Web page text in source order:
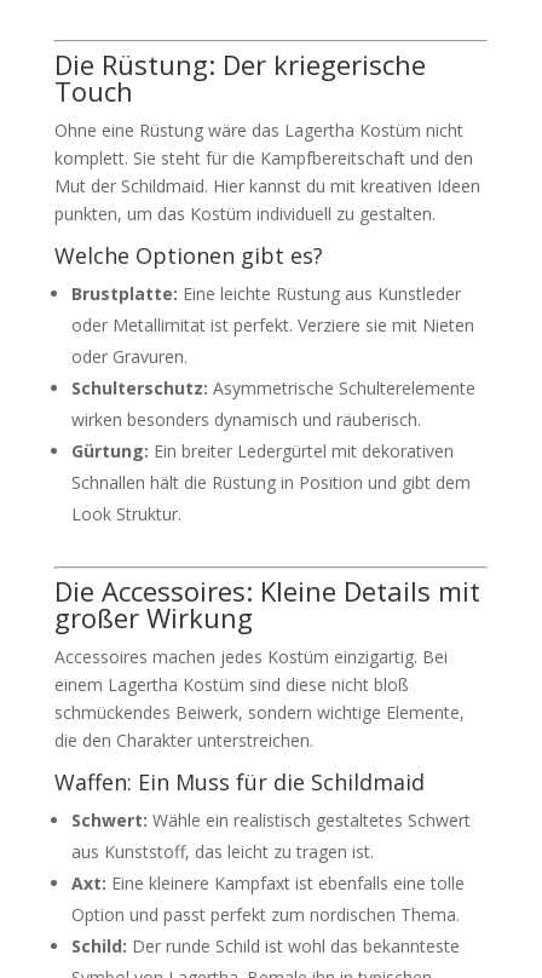
Die Rüstung: Der kriegerische
Touch
Ohne eine Rüstung wäre das Lagertha Kostüm nicht
komplett. Sie steht für die Kampfbereitschaft und den
Mut der Schildmaid. Hier kannst du mit kreativen Ideen
punkten, um das Kostüm individuell zu gestalten.
Welche Optionen gibt es?
Brustplatte: Eine leichte Rüstung aus Kunstleder
oder Metallimitat ist perfekt. Verziere sie mit Nieten
oder Gravuren.
Schulterschutz: Asymmetrische Schulterelemente
wirken besonders dynamisch und räuberisch.
Gürtung: Ein breiter Ledergürtel mit dekorativen
Schnallen hält die Rüstung in Position und gibt dem
Look Struktur.
Die Accessoires: Kleine Details mit
großer Wirkung
Accessoires machen jedes Kostüm einzigartig. Bei
einem Lagertha Kostüm sind diese nicht bloß
schmückendes Beiwerk, sondern wichtige Elemente,
die den Charakter unterstreichen.
Waffen: Ein Muss für die Schildmaid
Schwert: Wähle ein realistisch gestaltetes Schwert
aus Kunststoff, das leicht zu tragen ist.
Axt: Eine kleinere Kampfaxt ist ebenfalls eine tolle
Option und passt perfekt zum nordischen Thema.
Schild: Der runde Schild ist wohl das bekannteste